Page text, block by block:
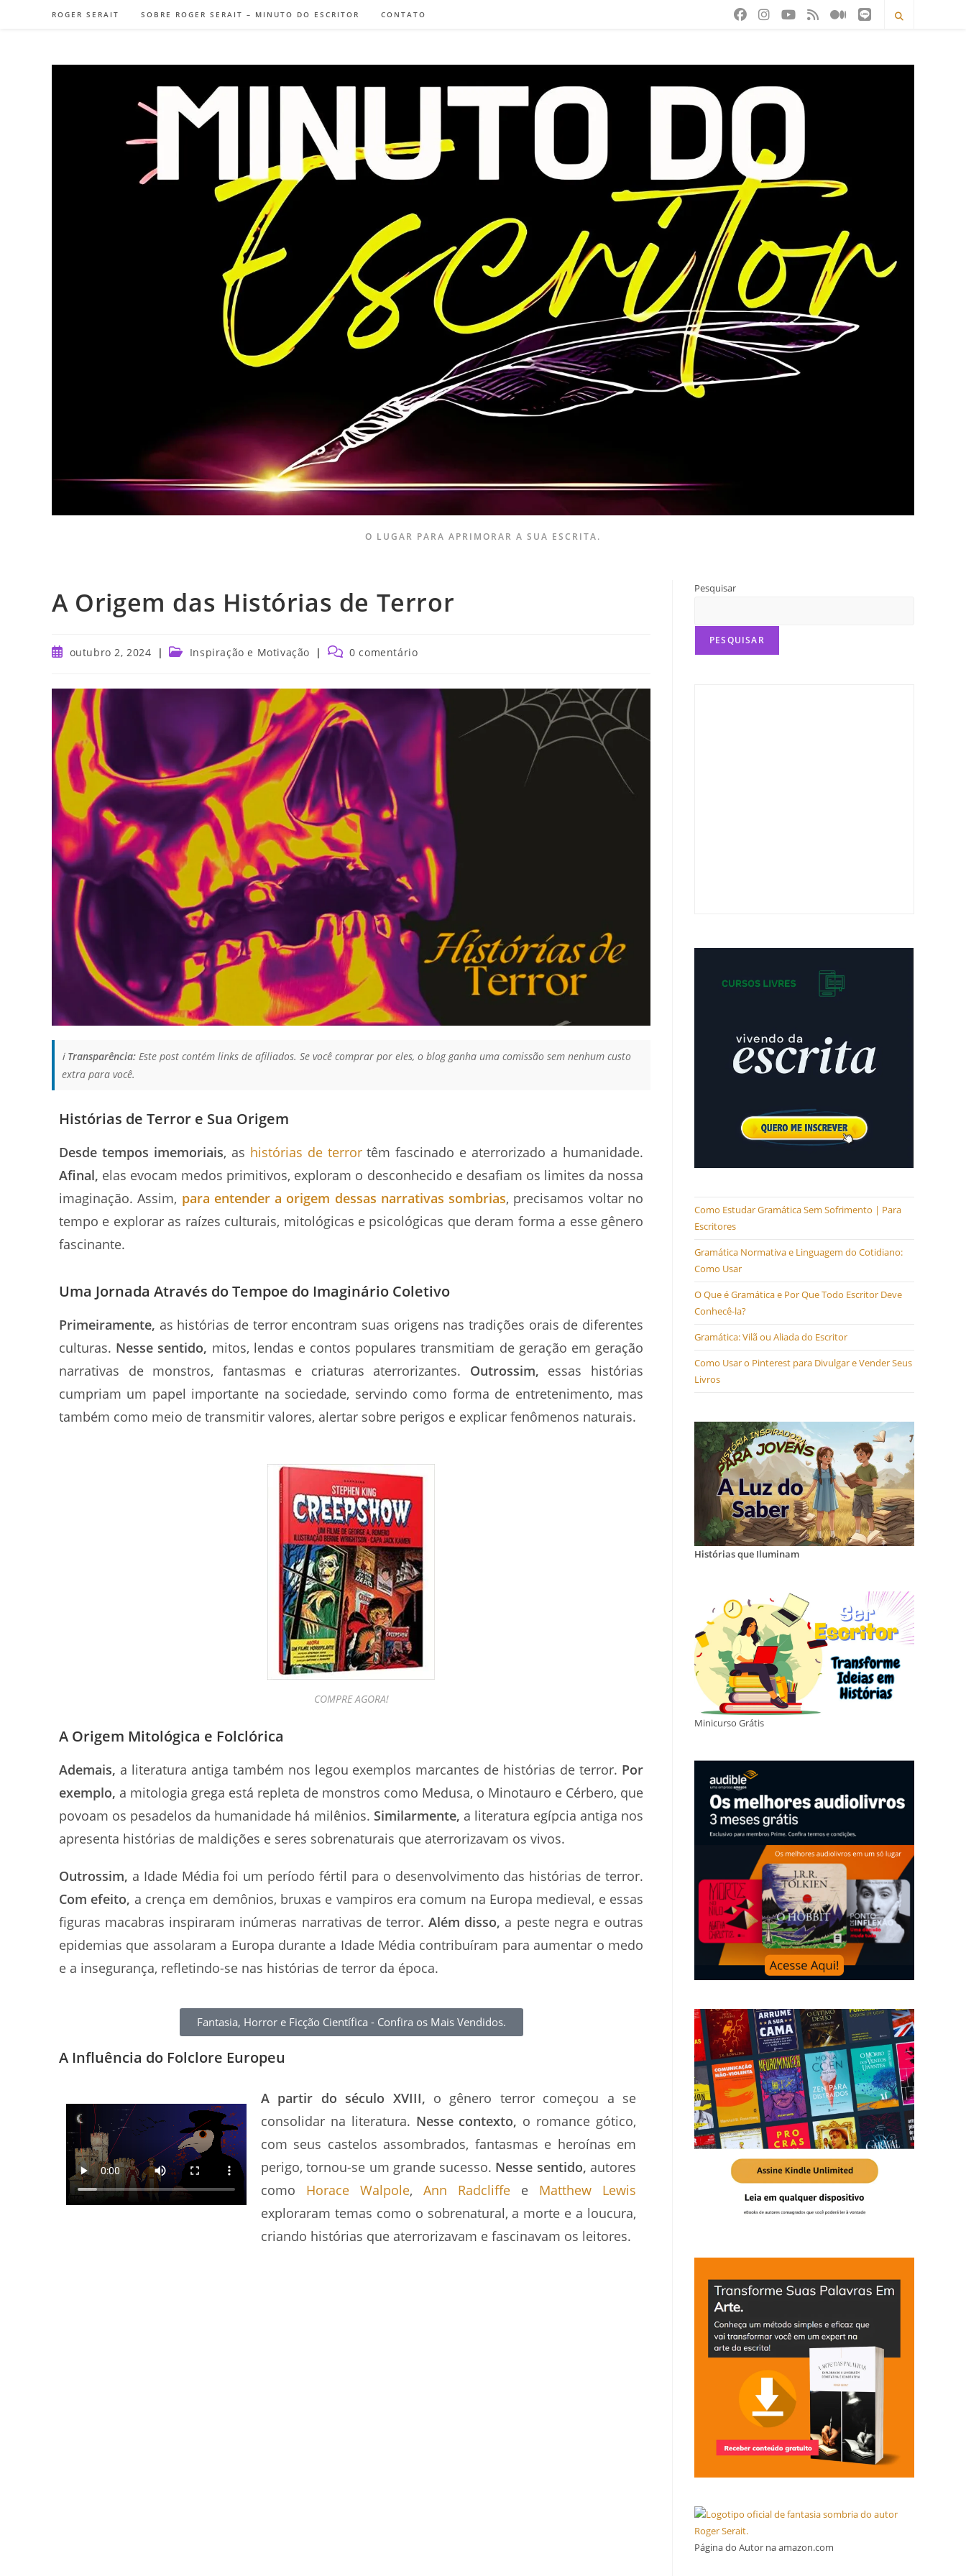
ROGER SERAIT SOBRE ROGER SERAIT – MINUTO DO ESCRITOR CONTATO
O LUGAR PARA APRIMORAR A SUA ESCRITA.
A Origem das Histórias de Terror
outubro 2, 2024 Inspiração e Motivação 0 comentário
ℹ️ Transparência: Este post contém links de afiliados. Se você comprar por eles, o blog ganha uma comissão sem nenhum custo
extra para você.
Histórias de Terror e Sua Origem
Desde tempos imemoriais, as histórias de terrortêm fascinado e aterrorizado a humanidade.
Afinal, elas evocam medos primitivos, exploram o desconhecido e desafiam os limites da nossa
imaginação. Assim, para entender a origem dessas narrativas sombrias, precisamos voltar no
tempo e explorar as raízes culturais, mitológicas e psicológicas que deram forma a esse gênero
fascinante.
Uma Jornada Através do Tempoe do Imaginário Coletivo
Primeiramente, as histórias de terror encontram suas origens nas tradições orais de diferentes
culturas. Nesse sentido, mitos, lendas e contos populares transmitiam de geração em geração
narrativas de monstros, fantasmas e criaturas aterrorizantes. Outrossim, essas histórias
cumpriam um papel importante na sociedade, servindo como forma de entretenimento, mas
também como meio de transmitir valores, alertar sobre perigos e explicar fenômenos naturais.
COMPRE AGORA!
A Origem Mitológica e Folclórica
Ademais, a literatura antiga também nos legou exemplos marcantes de histórias de terror. Por
exemplo, a mitologia grega está repleta de monstros como Medusa, o Minotauro e Cérbero, que
povoam os pesadelos da humanidade há milênios. Similarmente, a literatura egípcia antiga nos
apresenta histórias de maldições e seres sobrenaturais que aterrorizavam os vivos.
Outrossim, a Idade Média foi um período fértil para o desenvolvimento das histórias de terror.
Com efeito, a crença em demônios, bruxas e vampiros era comum na Europa medieval, e essas
figuras macabras inspiraram inúmeras narrativas de terror.Além disso, a peste negra e outras
epidemias que assolaram a Europa durante a Idade Média contribuíram para aumentar o medo
e a insegurança, refletindo-se nas histórias de terror da época.
Fantasia, Horror e Ficção Científica - Confira os Mais Vendidos.
A Influência do Folclore Europeu
A partir do século XVIII, o gênero terror começou a se
consolidar na literatura. Nesse contexto, o romance gótico,
com seus castelos assombrados, fantasmas e heroínas em
perigo, tornou-se um grande sucesso. Nesse sentido, autores
como Horace Walpole, Ann Radcliffee Matthew Lewis
exploraram temas como o sobrenatural, a morte e a loucura,
criando histórias que aterrorizavam e fascinavam os leitores.
Pesquisar
PESQUISAR
Como Estudar Gramática Sem Sofrimento | Para
Escritores
Gramática Normativa e Linguagem do Cotidiano:
Como Usar
O Que é Gramática e Por Que Todo Escritor Deve
Conhecê-la?
Gramática: Vilã ou Aliada do Escritor
Como Usar o Pinterest para Divulgar e Vender Seus
Livros
Histórias que Iluminam
Minicurso Grátis
Página do Autor na amazon.com